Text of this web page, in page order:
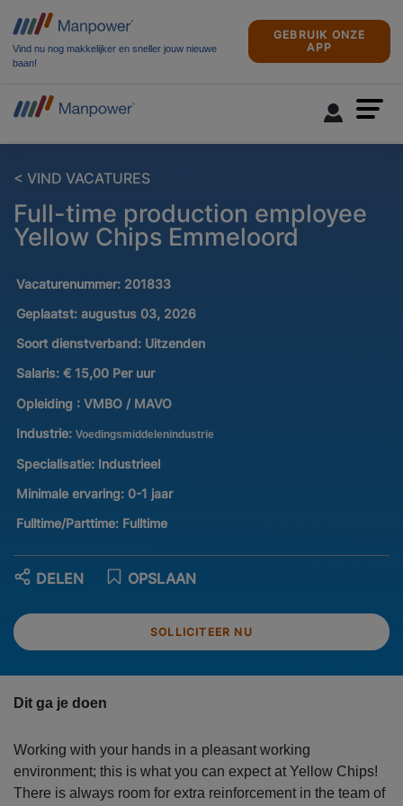
Vind nu nog makkelijker en sneller jouw nieuwe
baan!
GEBRUIK ONZE
APP
< VIND VACATURES
Full-time production employee
Yellow Chips Emmeloord
Vacaturenummer: 201833
Geplaatst: augustus 03, 2026
Soort dienstverband: Uitzenden
Salaris: € 15,00 Per uur
Opleiding : VMBO / MAVO
Industrie: Voedingsmiddelenindustrie
Specialisatie: Industrieel
Minimale ervaring: 0-1 jaar
Fulltime/Parttime: Fulltime
SOLLICITEER NU
OPSLAAN
DELEN
Dit ga je doen
Working with your hands in a pleasant working
environment; this is what you can expect at Yellow Chips!
There is always room for extra reinforcement in the team of